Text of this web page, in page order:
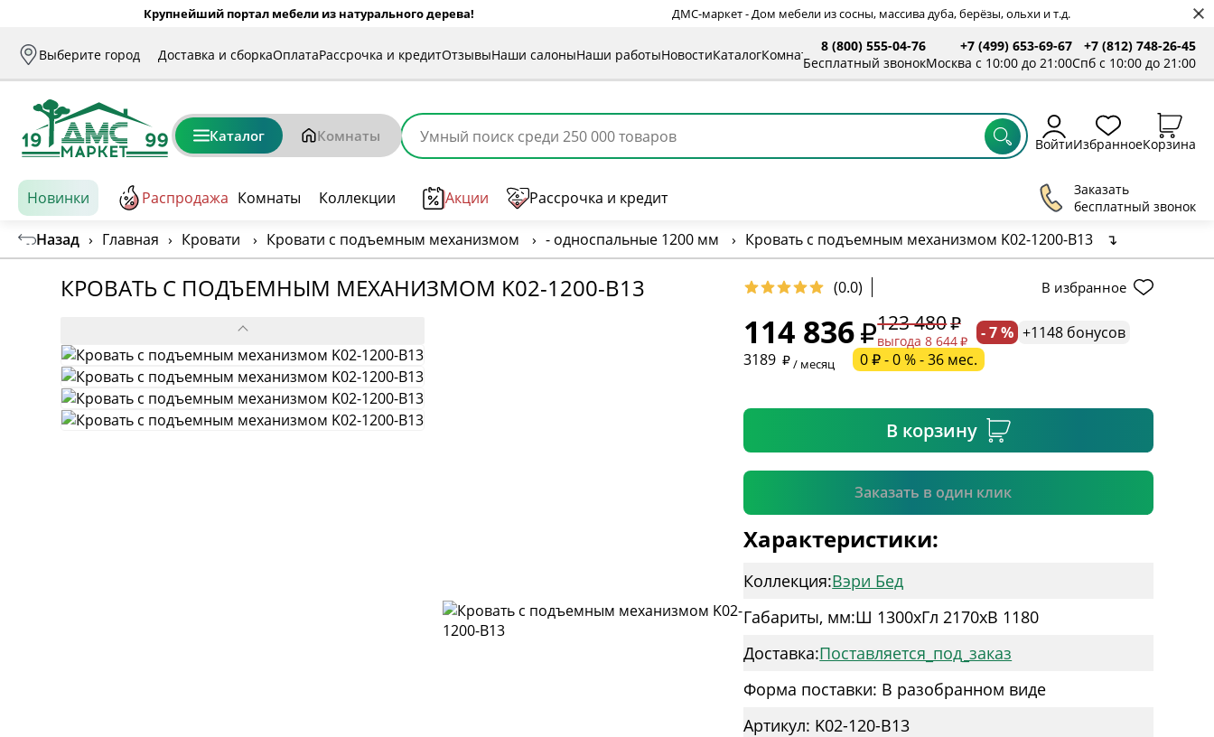
Крупнейший портал мебели из натурального дерева! ДМС-маркет - Дом мебели из сосны, массива дуба, берёзы, ольхи и т.д.
Выберите город Доставка и сборкаОплатаРассрочка и кредитОтзывыНаши салоныНаши работыНовостиКаталогКомнаты
8 (800) 555-04-76
Бесплатный звонок
+7 (499) 653-69-67
Москва с 10:00 до 21:00
+7 (812) 748-26-45
Спб с 10:00 до 21:00
Каталог Комнаты ВойтиИзбранноеКорзина
Новинки Распродажа Комнаты Коллекции Акции Рассрочка и кредит
Заказать
бесплатный звонок
Назад › Главная › Кровати › Кровати с подъемным механизмом › - односпальные 1200 мм › Кровать с подъемным механизмом K02-1200-B13 ↴
КРОВАТЬ С ПОДЪЕМНЫМ МЕХАНИЗМОМ K02-1200-B13 (0.0) В избранное
114 836 123 480
выгода 8 644 - 7 % +1148 бонусов
3189
/ месяц 0 ₽ - 0 % - 36 мес.
В корзину
Заказать в один клик
* необязательное поле
Подтвердить
Характеристики:
Коллекция:Вэри Бед
Габариты, мм:Ш 1300xГл 2170xВ 1180
Доставка:Поставляется_под_заказ
Форма поставки: В разобранном виде
Артикул: K02-120-B13